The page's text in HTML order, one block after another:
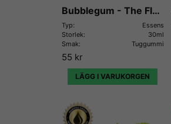
Bubblegum - The Flavor Apprentice
Typ:
Essens
Storlek:
30ml
Smak:
Tuggummi
55 kr
LÄGG I VARUKORGEN